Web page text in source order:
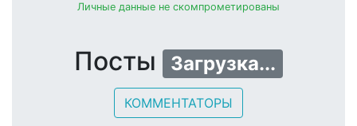
Личные данные не скомпрометированы
Посты Загрузка...
КОММЕНТАТОРЫ